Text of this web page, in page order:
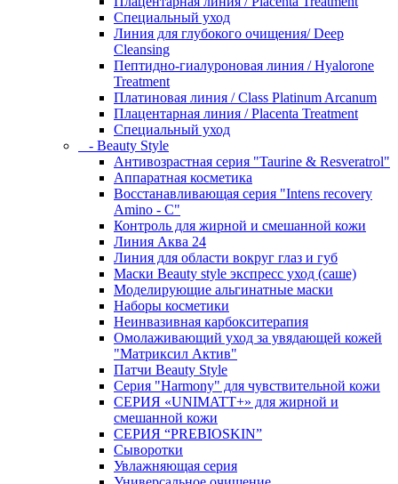
Специальный уход
Линия для глубокого очищения/ Deep
Cleansing
Пептидно-гиалуроновая линия / Hyalorone
Treatment
Платиновая линия / Class Platinum Arcanum
Плацентарная линия / Placenta Treatment
Специальный уход
- Beauty Style
Антивозрастная серия "Taurine & Resveratrol"
Аппаратная косметика
Восстанавливающая серия "Intens recovery
Amino - C"
Контроль для жирной и смешанной кожи
Линия Аква 24
Линия для области вокруг глаз и губ
Маски Beauty style экспресс уход (саше)
Моделирующие альгинатные маски
Наборы косметики
Неинвазивная карбокситерапия
Омолаживающий уход за увядающей кожей
"Матриксил Актив"
Патчи Beauty Style
Серия "Harmony" для чувствительной кожи
СЕРИЯ «UNIMATT+» для жирной и
смешанной кожи
СЕРИЯ “PREBIOSKIN”
Сыворотки
Увлажняющая серия